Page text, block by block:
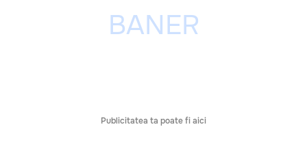
Publicitatea ta poate fi aici